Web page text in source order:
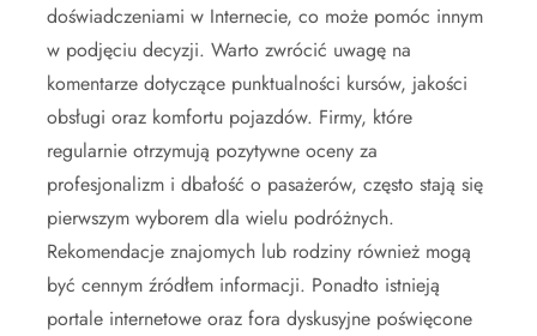
doświadczeniami w Internecie, co może pomóc innym
w podjęciu decyzji. Warto zwrócić uwagę na
komentarze dotyczące punktualności kursów, jakości
obsługi oraz komfortu pojazdów. Firmy, które
regularnie otrzymują pozytywne oceny za
profesjonalizm i dbałość o pasażerów, często stają się
pierwszym wyborem dla wielu podróżnych.
Rekomendacje znajomych lub rodziny również mogą
być cennym źródłem informacji. Ponadto istnieją
portale internetowe oraz fora dyskusyjne poświęcone